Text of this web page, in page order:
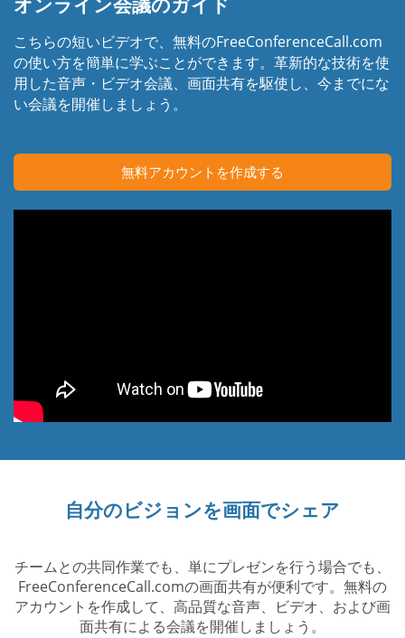
こちらの短いビデオで、無料のFreeConferenceCall.com
の使い方を簡単に学ぶことができます。革新的な技術を使
用した音声・ビデオ会議、画面共有を駆使し、今までにな
い会議を開催しましょう。
無料アカウントを作成する
自分のビジョンを画面でシェア
チームとの共同作業でも、単にプレゼンを行う場合でも、
FreeConferenceCall.comの画面共有が便利です。無料の
アカウントを作成して、高品質な音声、ビデオ、および画
面共有による会議を開催しましょう。